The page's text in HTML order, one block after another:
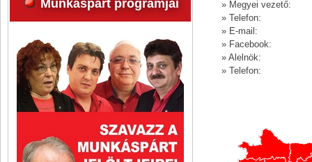
Munkáspárt programjai
» Megyei vezető:
» Telefon:
» E-mail:
» Facebook:
» Alelnök:
» Telefon: